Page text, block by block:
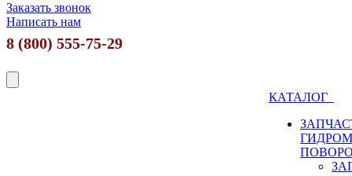
Заказать звонок
Написать нам
8 (800) 555-75-29
КАТАЛОГ